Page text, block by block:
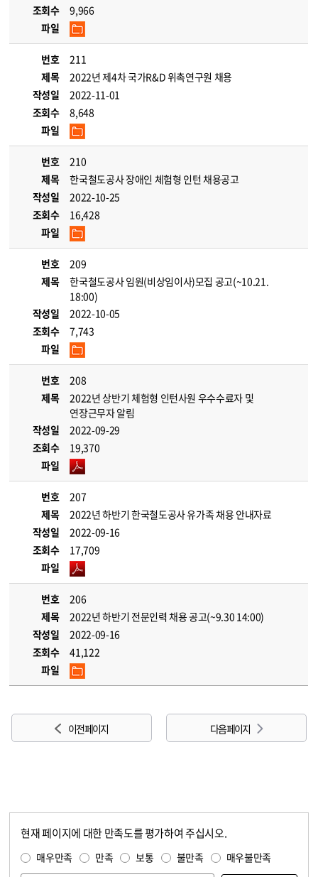
조회수
9,966
파일
번호
211
제목
2022년 제4차 국가R&D 위촉연구원 채용
작성일
2022-11-01
조회수
8,648
파일
번호
210
제목
한국철도공사 장애인 체험형 인턴 채용공고
작성일
2022-10-25
조회수
16,428
파일
번호
209
제목
한국철도공사 임원(비상임이사)모집 공고(~10.21.
18:00)
작성일
2022-10-05
조회수
7,743
파일
번호
208
제목
2022년 상반기 체험형 인턴사원 우수수료자 및
연장근무자 알림
작성일
2022-09-29
조회수
19,370
파일
번호
207
제목
2022년 하반기 한국철도공사 유가족 채용 안내자료
작성일
2022-09-16
조회수
17,709
파일
번호
206
제목
2022년 하반기 전문인력 채용 공고(~9.30 14:00)
작성일
2022-09-16
조회수
41,122
파일
이전 페이지 다음 페이지
현재 페이지에 대한 만족도를 평가하여 주십시오.
매우만족 만족 보통 불만족 매우불만족